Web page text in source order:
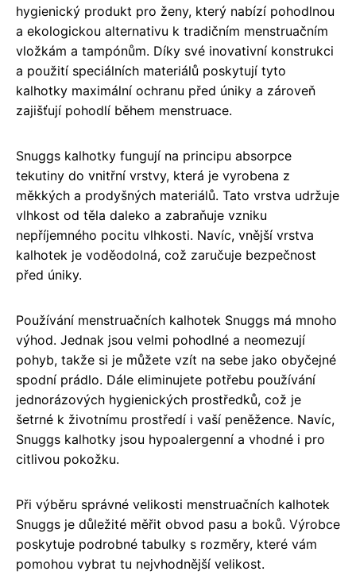
hygienický produkt pro ženy, který nabízí pohodlnou
a ekologickou alternativu k tradičním menstruačním
vložkám a tampónům. Díky své inovativní konstrukci
a použití speciálních materiálů poskytují tyto
kalhotky maximální ochranu před úniky a zároveň
zajišťují pohodlí během menstruace.
Snuggs kalhotky fungují na principu absorpce
tekutiny do vnitřní vrstvy, která je vyrobena z
měkkých a prodyšných materiálů. Tato vrstva udržuje
vlhkost od těla daleko a zabraňuje vzniku
nepříjemného pocitu vlhkosti. Navíc, vnější vrstva
kalhotek je voděodolná, což zaručuje bezpečnost
před úniky.
Používání menstruačních kalhotek Snuggs má mnoho
výhod. Jednak jsou velmi pohodlné a neomezují
pohyb, takže si je můžete vzít na sebe jako obyčejné
spodní prádlo. Dále eliminujete potřebu používání
jednorázových hygienických prostředků, což je
šetrné k životnímu prostředí i vaší peněžence. Navíc,
Snuggs kalhotky jsou hypoalergenní a vhodné i pro
citlivou pokožku.
Při výběru správné velikosti menstruačních kalhotek
Snuggs je důležité měřit obvod pasu a boků. Výrobce
poskytuje podrobné tabulky s rozměry, které vám
pomohou vybrat tu nejvhodnější velikost.